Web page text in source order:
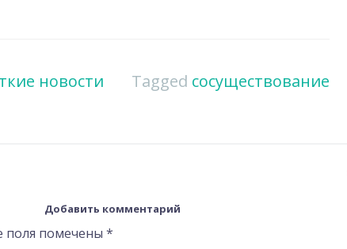
новости Tagged сосуществование
Добавить комментарий
поля помечены *